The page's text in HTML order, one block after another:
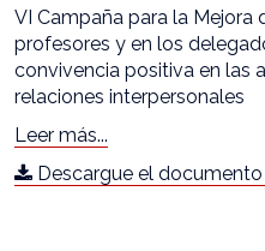
VI Campaña para la Mejora
profesores y en los
convivencia positiva en las
relaciones interpersonales
Leer más...
Descargue el